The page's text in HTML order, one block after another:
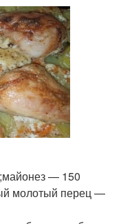
— 150
молотый перец —